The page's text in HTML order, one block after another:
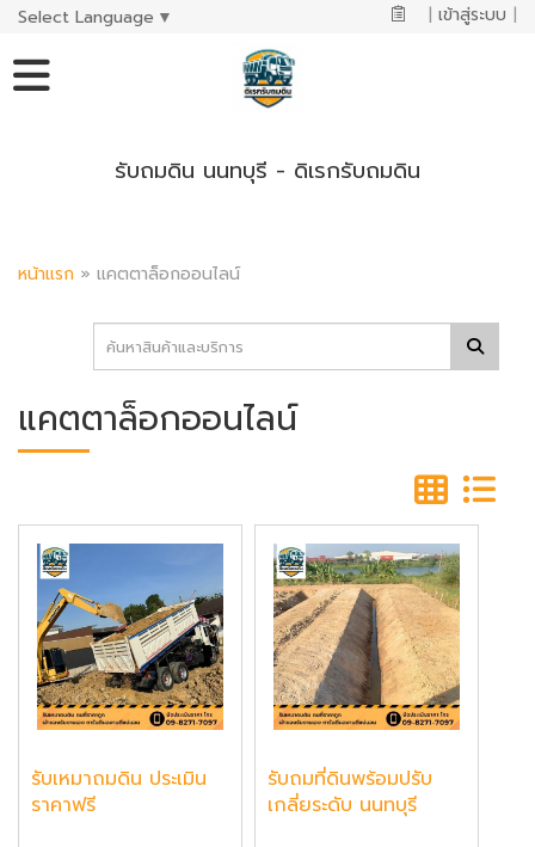
Select Language ▼ | เข้าสู่ระบบ |
รับถมดิน นนทบุรี - ดิเรกรับถมดิน
หน้าแรก » แคตตาล็อกออนไลน์
แคตตาล็อกออนไลน์
รับเหมาถมดิน ประเมิน
ราคาฟรี
รับถมที่ดินพร้อมปรับ
เกลี่ยระดับ นนทบุรี